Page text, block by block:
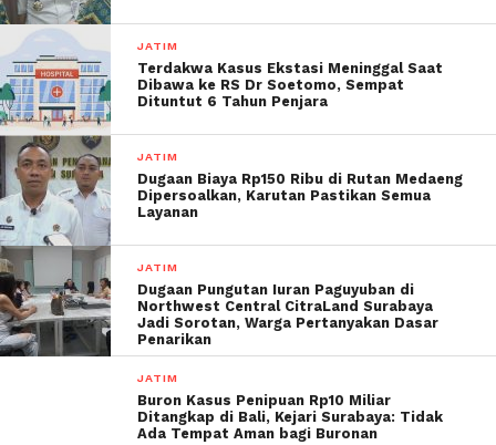
JATIM
Terdakwa Kasus Ekstasi Meninggal Saat
Dibawa ke RS Dr Soetomo, Sempat
Dituntut 6 Tahun Penjara
JATIM
Dugaan Biaya Rp150 Ribu di Rutan Medaeng
Dipersoalkan, Karutan Pastikan Semua
Layanan
JATIM
Dugaan Pungutan Iuran Paguyuban di
Northwest Central CitraLand Surabaya
Jadi Sorotan, Warga Pertanyakan Dasar
Penarikan
JATIM
Buron Kasus Penipuan Rp10 Miliar
Ditangkap di Bali, Kejari Surabaya: Tidak
Ada Tempat Aman bagi Buronan